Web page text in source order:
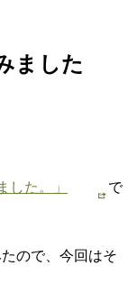
ました
た。」
で
ので、今回はそ